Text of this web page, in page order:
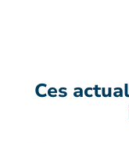
Ces